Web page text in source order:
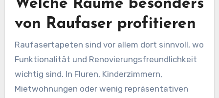
Welche Räume besonders
von Raufaser profitieren
Raufasertapeten sind vor allem dort sinnvoll, wo
Funktionalität und Renovierungsfreundlichkeit
wichtig sind. In Fluren, Kinderzimmern,
Mietwohnungen oder wenig repräsentativen